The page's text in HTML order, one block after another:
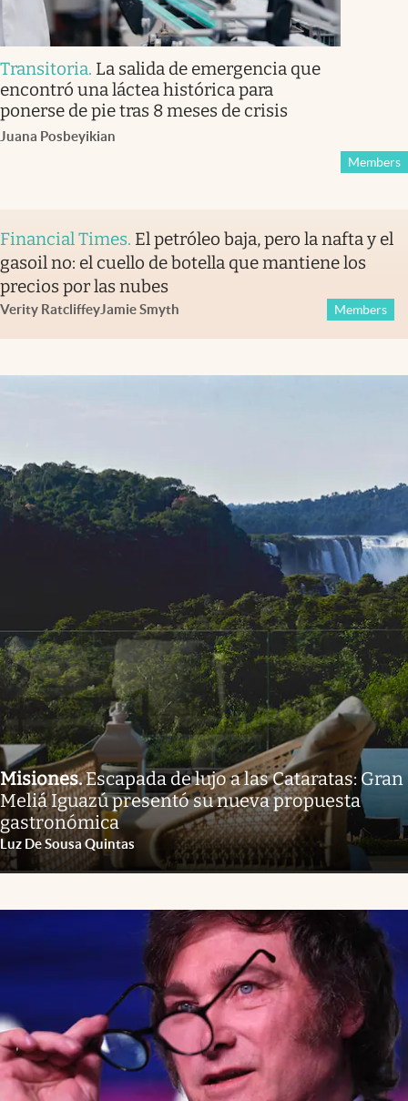
Transitoria. La salida de emergencia que
encontró una láctea histórica para
ponerse de pie tras 8 meses de crisis
Juana Posbeyikian
Members
Financial Times. El petróleo baja, pero la nafta y el
gasoil no: el cuello de botella que mantiene los
precios por las nubes
Verity RatcliffeyJamie Smyth Members
Misiones.Escapada de lujo a las Cataratas: Gran
Meliá Iguazú presentó su nueva propuesta
gastronómica
Luz De Sousa Quintas